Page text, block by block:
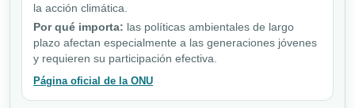
la acción climática.
Por qué importa: las políticas ambientales de largo
plazo afectan especialmente a las generaciones jóvenes
y requieren su participación efectiva.
Página oficial de la ONU